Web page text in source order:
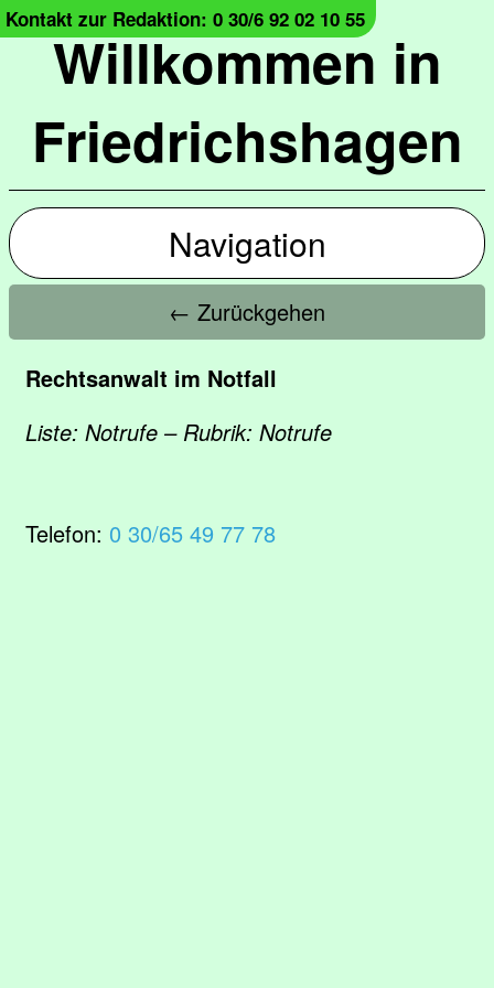
Willkommen in
Friedrichshagen
Kontakt zur Redaktion: 0 30/6 92 02 10 55
Navigation
← Zurückgehen
Rechtsanwalt im Notfall
Liste: Notrufe – Rubrik: Notrufe
Telefon: 0 30/65 49 77 78